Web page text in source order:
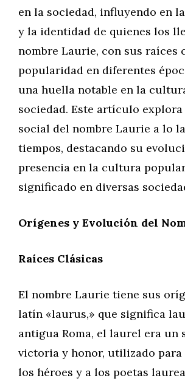
en la sociedad, influyendo en
y la identidad de quienes los
nombre Laurie, con sus raíces
popularidad en diferentes
una huella notable en la
sociedad. Este artículo
social del nombre Laurie a lo
tiempos, destacando su
presencia en la cultura
significado en diversas
Orígenes y Evolución del
Raíces Clásicas
El nombre Laurie tiene sus
latín «laurus,» que significa
antigua Roma, el laurel era un
victoria y honor, utilizado para
los héroes y a los poetas